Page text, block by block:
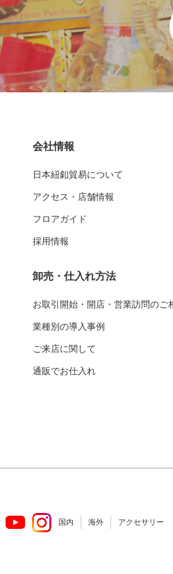
会社情報
日本紐釦貿易について
アクセス・店舗情報
フロアガイド
採用情報
卸売・仕入れ方法
お取引開始・開店・営業訪問のご
業種別の導入事例
ご来店に関して
通販でお仕入れ
国内 海外 アクセサリー